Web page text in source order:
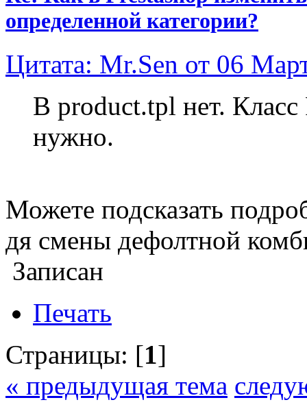
определенной категории?
Цитата: Mr.Sen от 06
В product.tpl нет. Класс
нужно.
Можете подсказать
дя смены дефолтной
Записан
Печать
Страницы: [1]
« предыдущая тема